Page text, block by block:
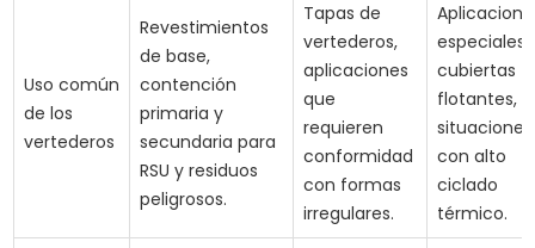
Uso común
de los
vertederos
Revestimientos
de base,
contención
primaria y
secundaria para
RSU y residuos
peligrosos.
Tapas de
vertederos,
aplicaciones
que
requieren
conformidad
con formas
irregulares.
especiales,
cubiertas
flotantes,
situaciones
con alto
ciclado
térmico.